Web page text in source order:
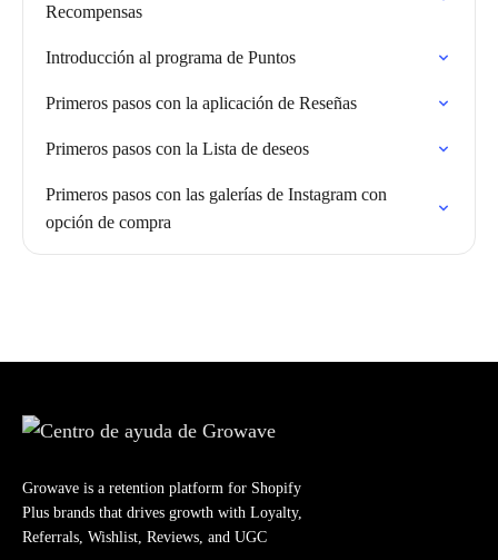
Recompensas
Introducción al programa de Puntos
Primeros pasos con la aplicación de Reseñas
Primeros pasos con la Lista de deseos
Primeros pasos con las galerías de Instagram con
opción de compra
Growave is a retention platform for Shopify
Plus brands that drives growth with Loyalty,
Referrals, Wishlist, Reviews, and UGC